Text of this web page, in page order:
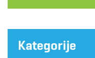
Kategorije